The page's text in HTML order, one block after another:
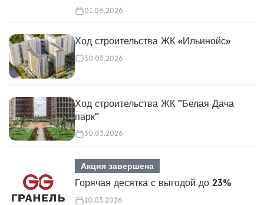
01.06.2026
Ход строительства ЖК «Ильинойс»
30.03.2026
Ход строительства ЖК "Белая Дача
парк"
30.03.2026
Акция завершена
Горячая десятка с выгодой до 23%
10.03.2026